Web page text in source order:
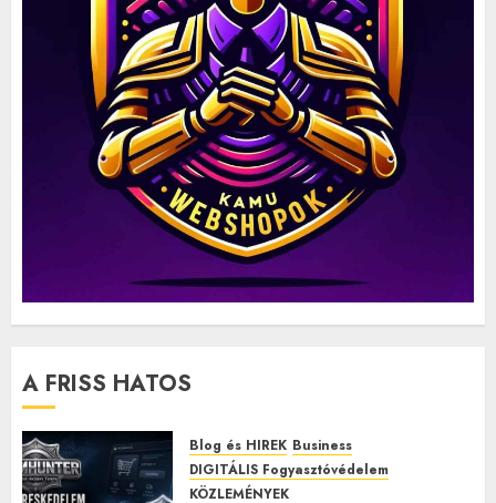
A FRISS HATOS
Blog és HIREK Business
DIGITÁLIS Fogyasztóvédelem
KÖZLEMÉNYEK